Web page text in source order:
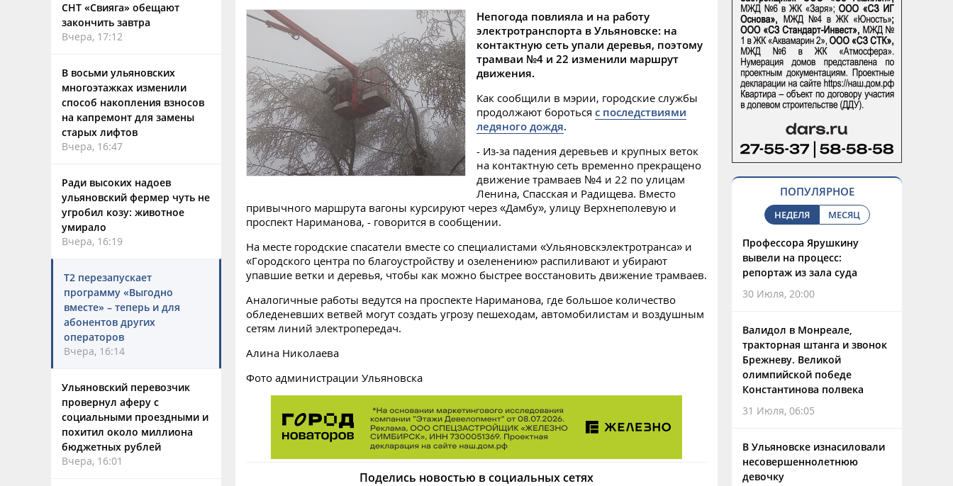
СНТ «Свияга» обещают
закончить завтра
Вчера, 17:12
В восьми ульяновских
многоэтажках изменили
способ накопления взносов
на капремонт для замены
старых лифтов
Вчера, 16:47
Ради высоких надоев
ульяновский фермер чуть не
угробил козу: животное
умирало
Вчера, 16:19
Т2 перезапускает
программу «Выгодно
вместе» – теперь и для
абонентов других
операторов
Вчера, 16:14
Ульяновский перевозчик
провернул аферу с
социальными проездными и
похитил около миллиона
бюджетных рублей
Вчера, 16:01
Непогода повлияла и на работу
электротранспорта в Ульяновске: на
контактную сеть упали деревья, поэтому
трамваи №4 и 22 изменили маршрут
движения.
Как сообщили в мэрии, городские службы
продолжают бороться с последствиями
ледяного дождя.
- Из-за падения деревьев и крупных веток
на контактную сеть временно прекращено
движение трамваев №4 и 22 по улицам
Ленина, Спасская и Радищева. Вместо
привычного маршрута вагоны курсируют через «Дамбу», улицу Верхнеполевую и
проспект Нариманова, - говорится в сообщении.
На месте городские спасатели вместе со специалистами «Ульяновскэлектротранса» и
«Городского центра по благоустройству и озеленению» распиливают и убирают
упавшие ветки и деревья, чтобы как можно быстрее восстановить движение трамваев.
Аналогичные работы ведутся на проспекте Нариманова, где большое количество
обледеневших ветвей могут создать угрозу пешеходам, автомобилистам и воздушным
сетям линий электропередач.
Алина Николаева
Фото администрации Ульяновска
Поделись новостью в социальных сетях
ПОПУЛЯРНОЕ
НЕДЕЛЯ МЕСЯЦ
Профессора Ярушкину
вывели на процесс:
репортаж из зала суда
30 Июля, 20:00
Валидол в Монреале,
тракторная штанга и звонок
Брежневу. Великой
олимпийской победе
Константинова полвека
31 Июля, 06:05
В Ульяновске изнасиловали
несовершеннолетнюю
девочку